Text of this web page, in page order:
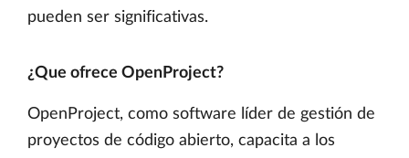
pueden ser significativas.
¿Que ofrece OpenProject?
OpenProject, como software líder de gestión de
proyectos de código abierto, capacita a los